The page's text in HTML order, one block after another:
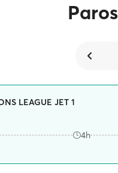
Paros
LEAGUE JET 1
4h